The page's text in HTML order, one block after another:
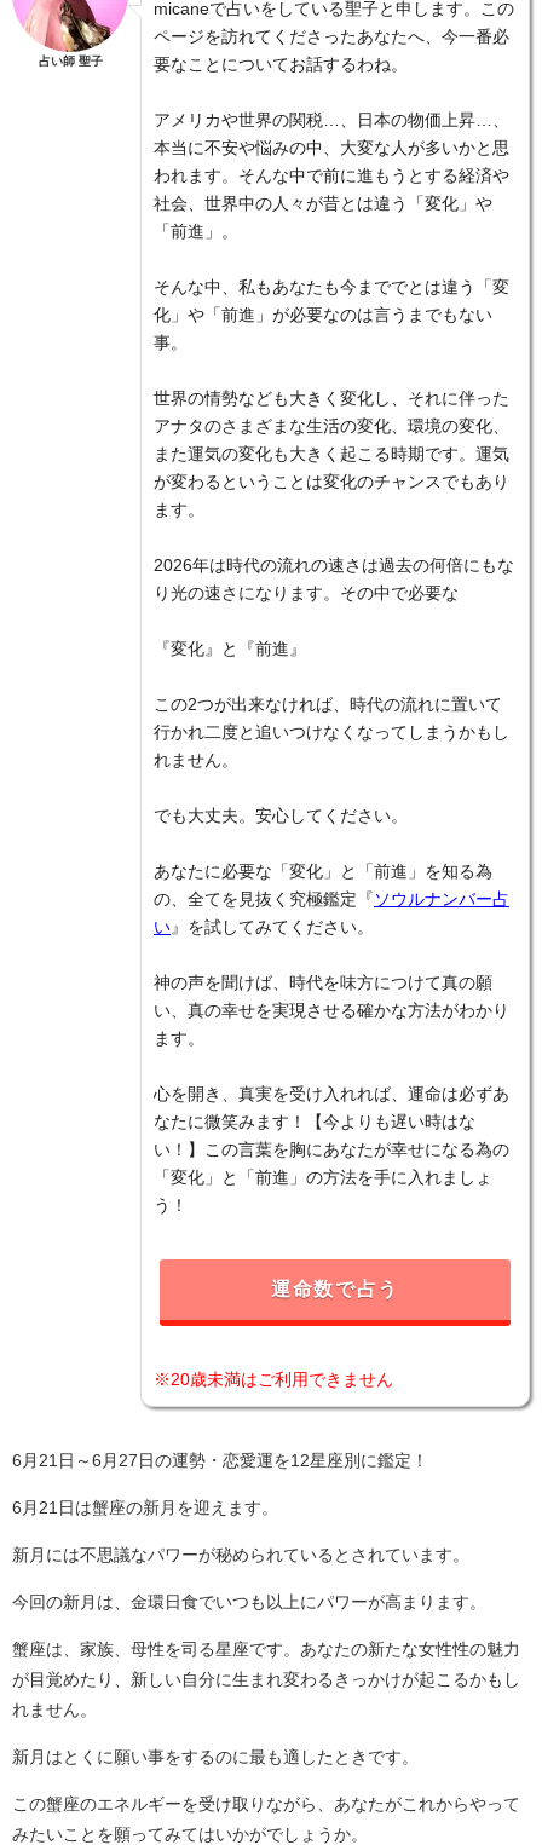
占い師 聖子
micaneで占いをしている聖子と申します。この
ページを訪れてくださったあなたへ、今一番必
要なことについてお話するわね。
アメリカや世界の関税…、日本の物価上昇…、
本当に不安や悩みの中、大変な人が多いかと思
われます。そんな中で前に進もうとする経済や
社会、世界中の人々が昔とは違う「変化」や
「前進」。
そんな中、私もあなたも今まででとは違う「変
化」や「前進」が必要なのは言うまでもない
事。
世界の情勢なども大きく変化し、それに伴った
アナタのさまざまな生活の変化、環境の変化、
また運気の変化も大きく起こる時期です。運気
が変わるということは変化のチャンスでもあり
ます。
2026年は時代の流れの速さは過去の何倍にもな
り光の速さになります。その中で必要な
『変化』と『前進』
この2つが出来なければ、時代の流れに置いて
行かれ二度と追いつけなくなってしまうかもし
れません。
でも大丈夫。安心してください。
あなたに必要な「変化」と「前進」を知る為
の、全てを見抜く究極鑑定『 ソウルナンバー占
い 』を試してみてください。
神の声を聞けば、時代を味方につけて真の願
い、真の幸せを実現させる確かな方法がわかり
ます。
心を開き、真実を受け入れれば、運命は必ずあ
なたに微笑みます！【今よりも遅い時はな
い！】この言葉を胸にあなたが幸せになる為の
「変化」と「前進」の方法を手に入れましょ
う！
運命数で占う
※20歳未満はご利用できません
6月21日～6月27日の運勢・恋愛運を12星座別に鑑定！
6月21日は蟹座の新月を迎えます。
新月には不思議なパワーが秘められているとされています。
今回の新月は、金環日食でいつも以上にパワーが高まります。
蟹座は、家族、母性を司る星座です。あなたの新たな女性性の魅力
が目覚めたり、新しい自分に生まれ変わるきっかけが起こるかもし
れません。
新月はとくに願い事をするのに最も適したときです。
この蟹座のエネルギーを受け取りながら、あなたがこれからやって
みたいことを願ってみてはいかがでしょうか。